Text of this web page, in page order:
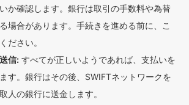
か確認します。銀行は取引の手数料や為替
場合があります。手続きを進める前に、こ
ださい。
信: すべてが正しいようであれば、支払いを
す。銀行はその後、SWIFTネットワークを
人の銀行に送金します。